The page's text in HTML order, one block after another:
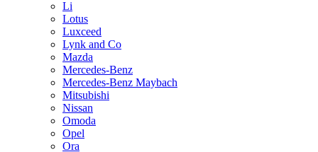
Li
Lotus
Luxceed
Lynk and Co
Mazda
Mercedes-Benz
Mercedes-Benz Maybach
Mitsubishi
Nissan
Omoda
Opel
Ora